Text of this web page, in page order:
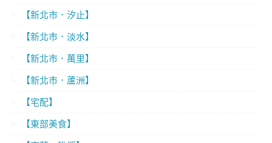
【新北市．汐止】
【新北市．淡水】
【新北市．萬里】
【新北市．蘆洲】
【宅配】
【東部美食】